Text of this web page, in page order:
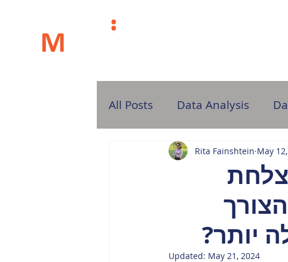
All Posts Data Analysis
יותר?
Rita Fainshtein May
Updated: May 21, 2024